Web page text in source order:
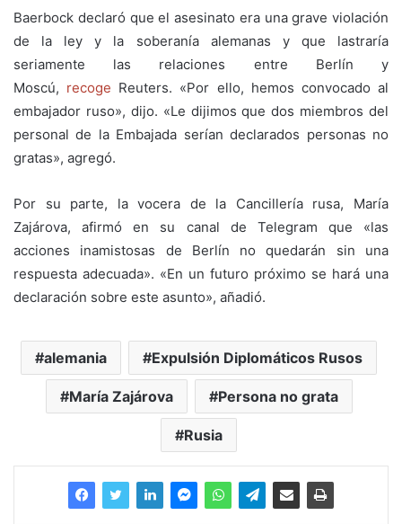
Baerbock declaró que el asesinato era una grave violación
de la ley y la soberanía alemanas y que lastraría
seriamente las relaciones entre Berlín y
Moscú, recoge Reuters. «Por ello, hemos convocado al
embajador ruso», dijo. «Le dijimos que dos miembros del
personal de la Embajada serían declarados personas no
gratas», agregó.
Por su parte, la vocera de la Cancillería rusa, María
Zajárova, afirmó en su canal de Telegram que «las
acciones inamistosas de Berlín no quedarán sin una
respuesta adecuada». «En un futuro próximo se hará una
declaración sobre este asunto», añadió.
alemania Expulsión Diplomáticos Rusos
María Zajárova Persona no grata
Rusia